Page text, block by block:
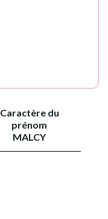
Caractère du
prénom
MALCY